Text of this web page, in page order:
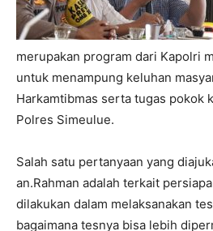
merupakan program dari Kapolri
untuk menampung keluhan
Harkamtibmas serta tugas pokok
Polres Simeulue.
Salah satu pertanyaan yang
an.Rahman adalah terkait
dilakukan dalam melaksanakan
bagaimana tesnya bisa lebih